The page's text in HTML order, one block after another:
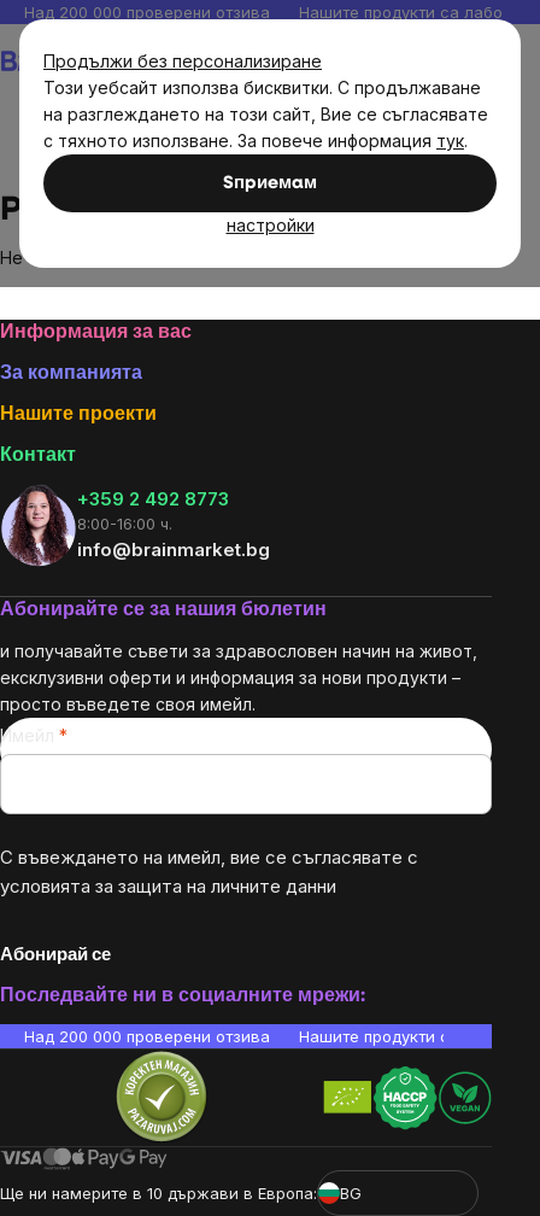
Продължи без персонализиране
Този уебсайт използва бисквитки. С продължаване
на разглеждането на този сайт, Вие се съгласявате
с тяхното използване. За повече информация тук.
Sпpиeмaм
настройки
Прескочи
към
съдържанието
Над 200 000 проверени отзива Нашите продукти са
Performance training
Performance training
Не са намерени стоки на марката
Footer
Информация за вас
За компанията
Нашите проекти
Контакт
+359 2 492 8773
8:00-16:00 ч.
info@brainmarket.bg
Абонирайте се за нашия бюлетин
и получавайте съвети за здравословен начин на живот,
ексклузивни оферти и информация за нови продукти –
просто въведете своя имейл.
Имейл
С въвеждането на имейл, вие се съгласявате с
условията за защита на личните данни
Абонирай се
Последвайте ни в социалните мрежи:
Над 200 000 проверени отзива Нашите продукти са
Ще ни намерите в 10 държави в Европа:
BG